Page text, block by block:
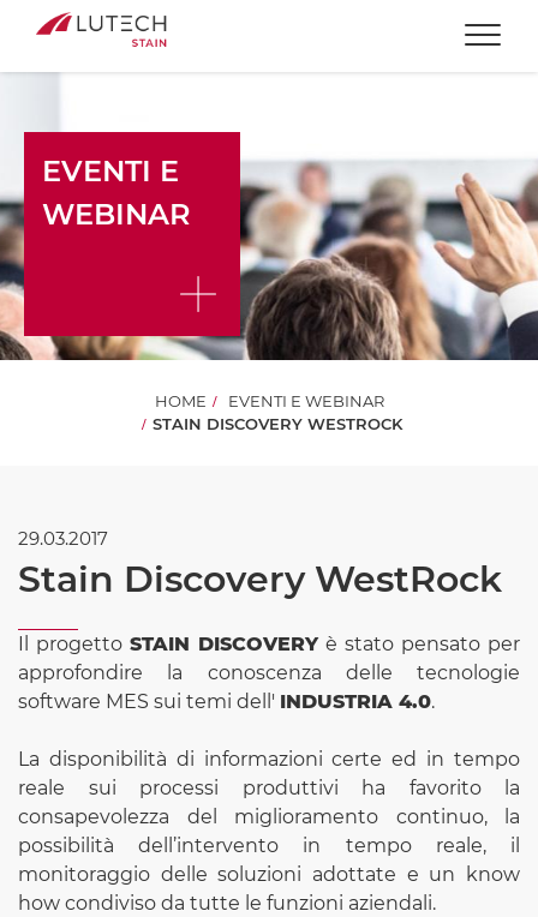
EVENTI E
WEBINAR
HOME
EVENTI E WEBINAR
STAIN DISCOVERY WESTROCK
29.03.2017
Stain Discovery WestRock
Il progetto STAIN DISCOVERYè stato pensato per
approfondire la conoscenza delle tecnologie
software MES sui temi dell' INDUSTRIA 4.0.
La disponibilità di informazioni certe ed in tempo
reale sui processi produttivi ha favorito la
consapevolezza del miglioramento continuo, la
possibilità dell’intervento in tempo reale, il
monitoraggio delle soluzioni adottate e un know
how condiviso da tutte le funzioni aziendali.